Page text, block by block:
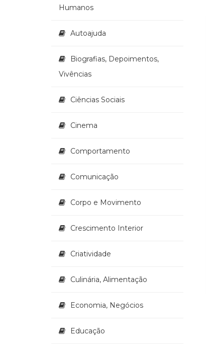
Humanos
Autoajuda
Biografias, Depoimentos,
Vivências
Ciências Sociais
Cinema
Comportamento
Comunicação
Corpo e Movimento
Crescimento Interior
Criatividade
Culinária, Alimentação
Economia, Negócios
Educação